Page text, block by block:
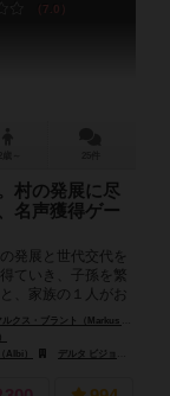
7.0
村の発展に尽
名声獲得ゲー
発展と世代交代を
ていき、子孫を繁
、家族の１人がお
して埋...
ルクス・ブラント（Markus Brand）
Albi） デルタ ビジョン パブリッシング（Delta Vision Publishing）